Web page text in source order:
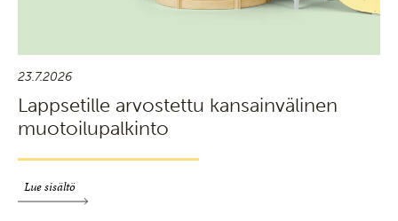
23.7.2026
Lappsetille arvostettu kansainvälinen
muotoilupalkinto
Lue sisältö